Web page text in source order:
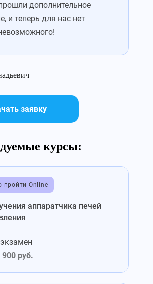
дополнительное
и теперь для нас нет
заявку
курсы:
пройти Online
аппаратчика печей
+ экзамен
900 руб.